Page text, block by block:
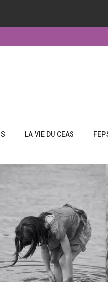
LA VIE DU CEAS